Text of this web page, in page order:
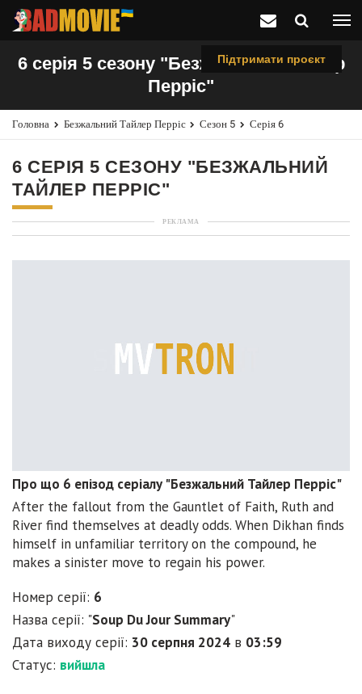
Підтримати проєкт
6 серія 5 сезону "Безжальний Тайлер
Перріс"
Головна Безжальний Тайлер Перріс Сезон 5 Серія 6
6 СЕРІЯ 5 СЕЗОНУ "БЕЗЖАЛЬНИЙ
ТАЙЛЕР ПЕРРІС"
РЕКЛАМА
Про що 6 епізод серіалу "Безжальний Тайлер Перріс"
After the fallout from the Gauntlet of Faith, Ruth and
River find themselves at deadly odds. When Dikhan finds
himself in unfamiliar territory on the compound, he
makes a sinister move to regain his power.
Номер серії: 6
Назва серії: "Soup Du Jour Summary"
Дата виходу серії: 30 серпня 2024 в 03:59
Статус: вийшла